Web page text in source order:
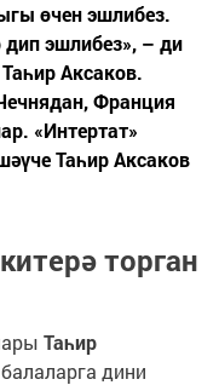
өчен эшлибез.
эшлибез», – ди
Аксаков.
Франция
«Интертат»
Таһир Аксаков
торган
Таһир
балаларга дини